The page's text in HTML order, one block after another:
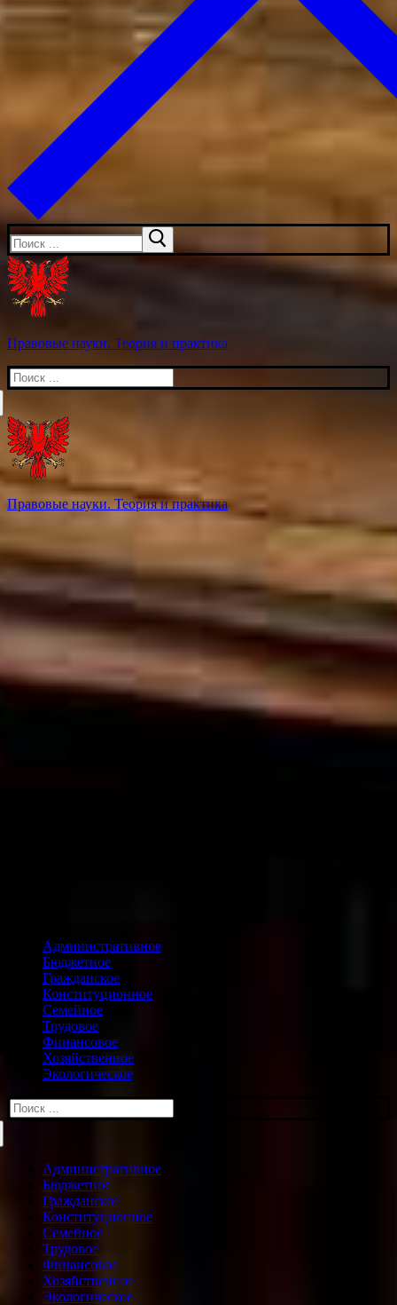
Искать:
Правовые науки. Теория и практика
Искать:
Правовые науки. Теория и практика
Административное
Бюджетное
Гражданское
Конституционное
Семейное
Трудовое
Финансовое
Хозяйственное
Экологическое
Искать:
Административное
Бюджетное
Гражданское
Конституционное
Семейное
Трудовое
Финансовое
Хозяйственное
Экологическое